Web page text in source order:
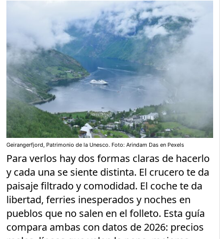
Geirangerfjord, Patrimonio de la Unesco. Foto: Arindam Das en Pexels
Para verlos hay dos formas claras de hacerlo
y cada una se siente distinta. El crucero te da
paisaje filtrado y comodidad. El coche te da
libertad, ferries inesperados y noches en
pueblos que no salen en el folleto. Esta guía
compara ambas con datos de 2026: precios